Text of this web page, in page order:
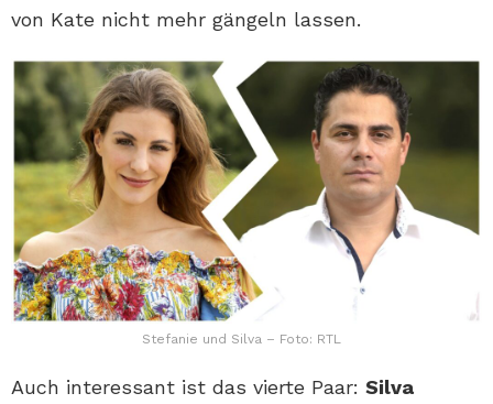
von Kate nicht mehr gängeln lassen.
Stefanie und Silva – Foto: RTL
Auch interessant ist das vierte Paar: Silva